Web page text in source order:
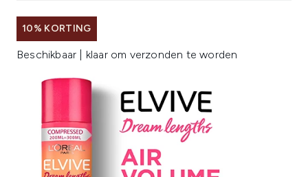
10% KORTING
Beschikbaar | klaar om verzonden te worden